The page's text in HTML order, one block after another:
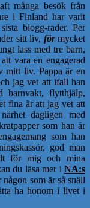
många besök från
i Finland har varit
blogg-rader. Per
sitt liv, förmycket
lass med tre barn,
vara en engagerad
mitt liv. Pappa är en
jag vet att ifall han
barnvakt, flytthjälp,
fina är att jag vet att
dagligen med
som han är
som han
god man
för mig och mina
du läsa mer i NA:s
som är så snäll
ha honom i livet i